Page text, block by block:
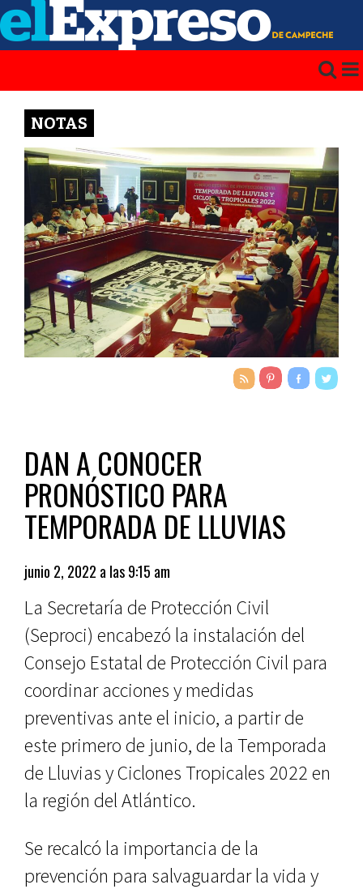
NOTAS
DAN A CONOCER
PRONÓSTICO PARA
TEMPORADA DE LLUVIAS
junio 2, 2022 a las 9:15 am
La Secretaría de Protección Civil
(Seproci) encabezó la instalación del
Consejo Estatal de Protección Civil para
coordinar acciones y medidas
preventivas ante el inicio, a partir de
este primero de junio, de la Temporada
de Lluvias y Ciclones Tropicales 2022 en
la región del Atlántico.
Se recalcó la importancia de la
prevención para salvaguardar la vida y